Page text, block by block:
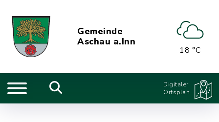
Gemeinde
Aschau a.Inn
18 °C
Digitaler
Ortsplan